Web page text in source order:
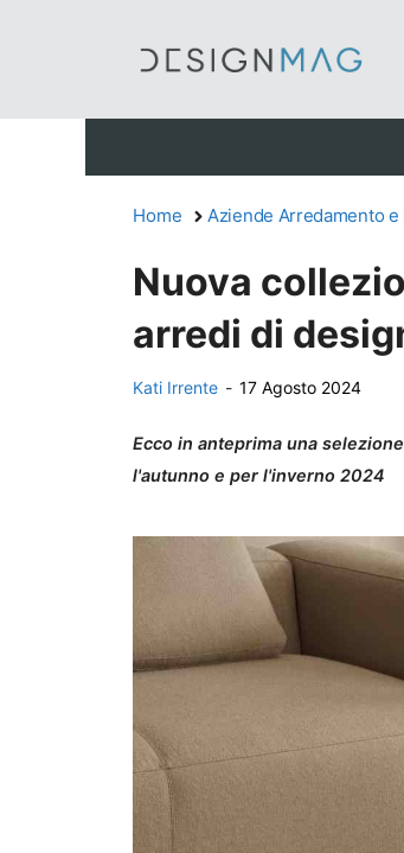
Home Aziende Arredamento e
Nuova
arredi di
Kati Irrente - 17 Agosto 2024
Ecco in anteprima una
l'autunno e per l'inverno 2024